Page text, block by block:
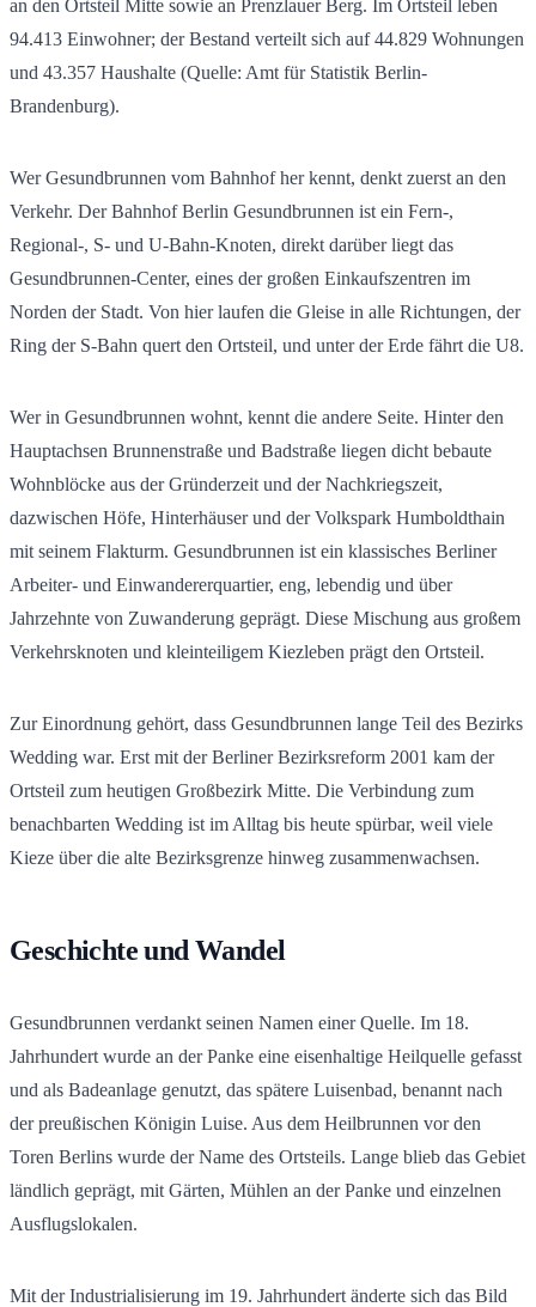
an den Ortsteil Mitte sowie an Prenzlauer Berg. Im Ortsteil leben
94.413 Einwohner; der Bestand verteilt sich auf44.829 Wohnungen
und 43.357 Haushalte (Quelle: Amt für Statistik Berlin-
Brandenburg).
Wer Gesundbrunnen vom Bahnhof her kennt, denkt zuerst an den
Verkehr. Der Bahnhof Berlin Gesundbrunnen ist ein Fern-,
Regional-, S- und U-Bahn-Knoten, direkt darüber liegt das
Gesundbrunnen-Center, eines der großen Einkaufszentren im
Norden der Stadt. Von hier laufen die Gleise in alle Richtungen, der
Ring der S-Bahn quert den Ortsteil, und unter der Erde fährt die U8.
Wer in Gesundbrunnen wohnt, kennt die andere Seite. Hinter den
Hauptachsen Brunnenstraße und Badstraße liegen dicht bebaute
Wohnblöcke aus der Gründerzeit und der Nachkriegszeit,
dazwischen Höfe, Hinterhäuser und der Volkspark Humboldthain
mit seinem Flakturm. Gesundbrunnen ist ein klassisches Berliner
Arbeiter- und Einwandererquartier, eng, lebendig und über
Jahrzehnte von Zuwanderung geprägt. Diese Mischung aus großem
Verkehrsknoten und kleinteiligem Kiezleben prägt den Ortsteil.
Zur Einordnung gehört, dass Gesundbrunnen lange Teil des Bezirks
Wedding war. Erst mit der Berliner Bezirksreform 2001 kam der
Ortsteil zum heutigen Großbezirk Mitte. Die Verbindung zum
benachbarten Wedding ist im Alltag bis heute spürbar, weil viele
Kieze über die alte Bezirksgrenze hinweg zusammenwachsen.
Geschichte und Wandel
Gesundbrunnen verdankt seinen Namen einer Quelle. Im 18.
Jahrhundert wurde an der Panke eine eisenhaltige Heilquelle gefasst
und als Badeanlage genutzt, das spätere Luisenbad, benannt nach
der preußischen Königin Luise. Aus dem Heilbrunnen vor den
Toren Berlins wurde der Name des Ortsteils. Lange blieb das Gebiet
ländlich geprägt, mit Gärten, Mühlen an der Panke und einzelnen
Ausflugslokalen.
Mit der Industrialisierung im 19. Jahrhundert änderte sich das Bild